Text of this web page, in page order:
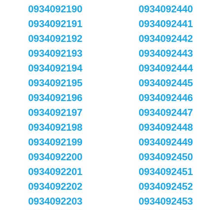
0934092190
0934092191
0934092192
0934092193
0934092194
0934092195
0934092196
0934092197
0934092198
0934092199
0934092200
0934092201
0934092202
0934092203
0934092440
0934092441
0934092442
0934092443
0934092444
0934092445
0934092446
0934092447
0934092448
0934092449
0934092450
0934092451
0934092452
0934092453